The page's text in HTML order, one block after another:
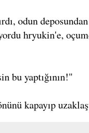
odun
hryukin'e,
bu yaptığının!"
kapayıp